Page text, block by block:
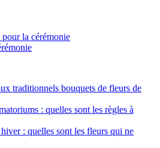
la cérémonie
traditionnels bouquets de fleurs de
: quelles sont les règles à
: quelles sont les fleurs qui ne